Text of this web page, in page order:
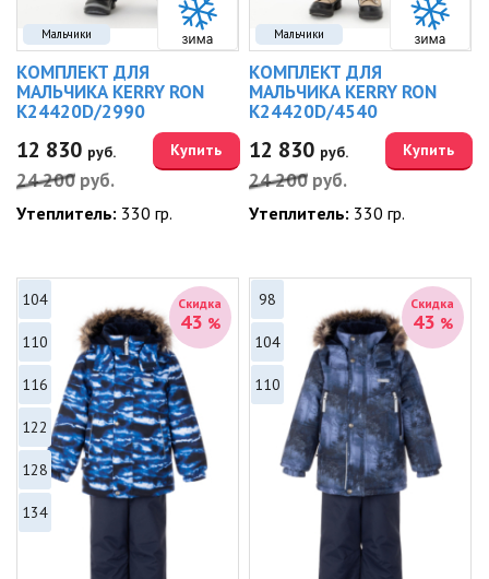
Мальчики
КОМПЛЕКТ ДЛЯ
МАЛЬЧИКА KERRY RON
K24420D/2990
12 830 руб.
24 200 руб.
Купить
Утеплитель: 330 гр.
Мальчики
КОМПЛЕКТ ДЛЯ
МАЛЬЧИКА KERRY RON
K24420D/4540
12 830 руб.
24 200 руб.
Купить
Утеплитель: 330 гр.
Скидка
43 %
104
110
116
122
128
134
Скидка
43 %
98
104
110